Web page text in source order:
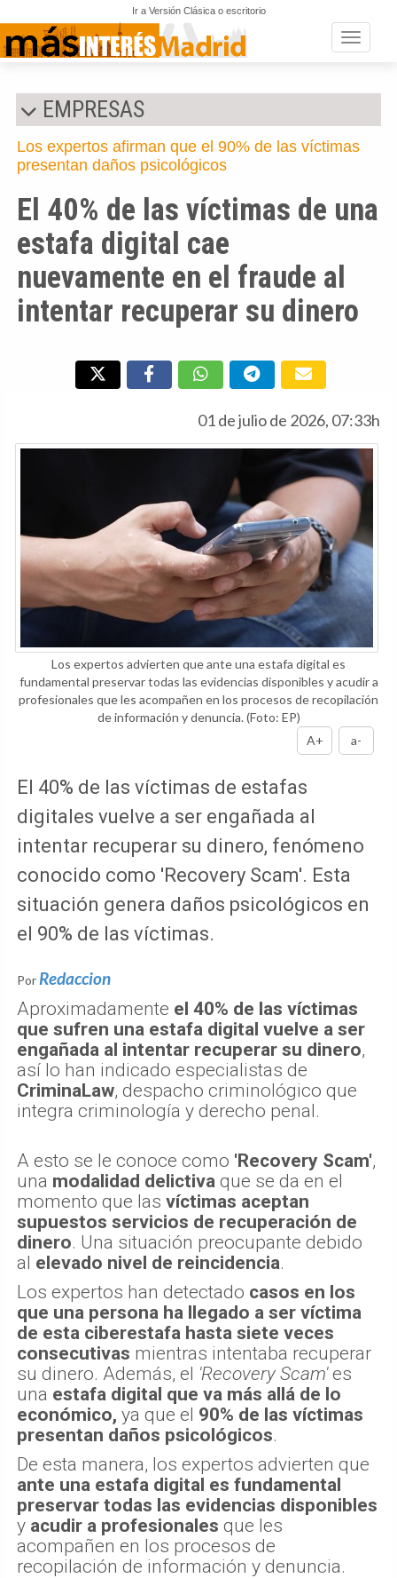
Ir a Versión Clásica o escritorio
Toggle
EMPRESAS
Los expertos afirman que el 90% de las víctimas
presentan daños psicológicos
El 40% de las víctimas de una
estafa digital cae
nuevamente en el fraude al
intentar recuperar su dinero
01 de julio de 2026, 07:33h
Los expertos advierten que ante una estafa digital es
fundamental preservar todas las evidencias disponibles y acudir a
profesionales que les acompañen en los procesos de recopilación
de información y denuncia.(Foto: EP)
A+
a-
El 40% de las víctimas de estafas
digitales vuelve a ser engañada al
intentar recuperar su dinero, fenómeno
conocido como 'Recovery Scam'. Esta
situación genera daños psicológicos en
el 90% de las víctimas.
Por Redaccion
Aproximadamente el 40% de las víctimas
que sufren una estafa digital vuelve a ser
engañada al intentar recuperar su dinero,
así lo han indicado especialistas de
CriminaLaw, despacho criminológico que
integra criminología y derecho penal.
A esto se le conoce como 'Recovery Scam',
una modalidad delictiva que se da en el
momento que las víctimas aceptan
supuestos servicios de recuperación de
dinero. Una situación preocupante debido
al elevado nivel de reincidencia.
Los expertos han detectado casos en los
que una persona ha llegado a ser víctima
de esta ciberestafa hasta siete veces
consecutivas mientras intentaba recuperar
su dinero. Además, el 'Recovery Scam'es
una estafa digital que va más allá de lo
económico, ya que el 90% de las víctimas
presentan daños psicológicos.
De esta manera, los expertos advierten que
ante una estafa digital es fundamental
preservar todas las evidencias disponibles
y acudir a profesionales que les
acompañen en los procesos de
recopilación de información y denuncia.